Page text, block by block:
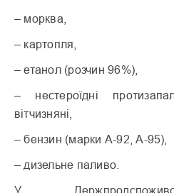
– морква,
– картопля,
– етанол (розчин 96%),
– нестероїдні
вітчизняні,
– бензин (марки А-92, А-95),
– дизельне паливо.
У